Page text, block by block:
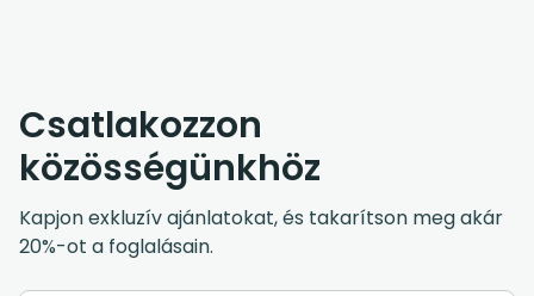
Csatlakozzon
közösségünkhöz
Kapjon exkluzív ajánlatokat, és takarítson meg akár
20%-ot a foglalásain.